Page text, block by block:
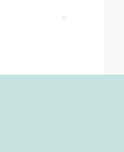
ASIENTO BAÑO
28,90 €